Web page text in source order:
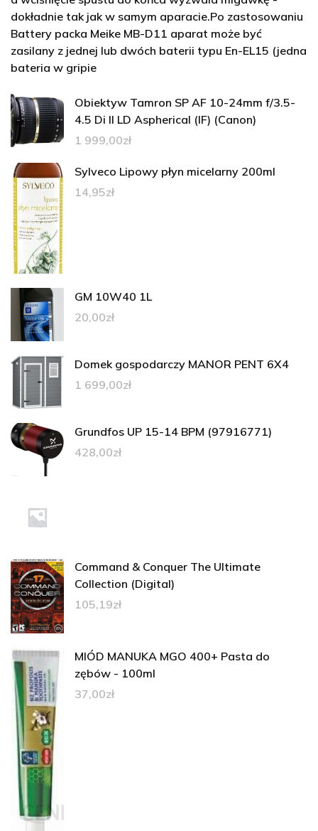
dokładnie tak jak w samym aparacie.Po zastosowaniu
Battery packa Meike MB-D11 aparat może być
zasilany z jednej lub dwóch baterii typu En-EL15 (jedna
bateria w gripie
Obiektyw Tamron SP AF 10-24mm f/3.5-
4.5 Di II LD Aspherical (IF) (Canon)
1 999,00zł
Sylveco Lipowy płyn micelarny 200ml
14,95zł
GM 10W40 1L
20,00zł
Domek gospodarczy MANOR PENT 6X4
1 699,00zł
Grundfos UP 15-14 BPM (97916771)
428,00zł
Command & Conquer The Ultimate
Collection (Digital)
105,19zł
MIÓD MANUKA MGO 400+ Pasta do
zębów - 100ml
37,00zł